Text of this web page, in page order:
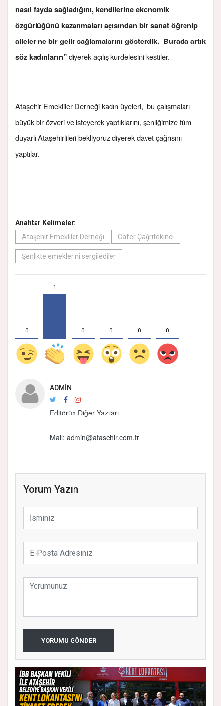
nasıl fayda sağladığını, kendilerine ekonomik
özgürlüğünü kazanmaları açısından bir sanat öğrenip
ailelerine bir gelir sağlamalarını gösterdik. Burada artık
söz kadınların”diyerek açılış kurdelesini kestiler.
Ataşehir Emekliler Derneği kadın üyeleri, bu çalışmaları
büyük bir özveri ve isteyerek yaptıklarını, şenliğimize tüm
duyarlı Ataşehirlileri bekliyoruz diyerek davet çağrısını
yaptılar.
Anahtar Kelimeler:
Ataşehir Emekliler Derneği
Cafer Çağrıtekinci
Şenlikte emeklerini sergilediler
0
1
0 0 0 0
ADMIN
Editörün Diğer Yazıları
Mail: admin@atasehir.com.tr
Yorum Yazın
YORUMU GÖNDER